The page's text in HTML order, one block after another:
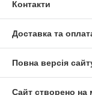
Контакти
Доставка та
Повна версія
Сайт створено на